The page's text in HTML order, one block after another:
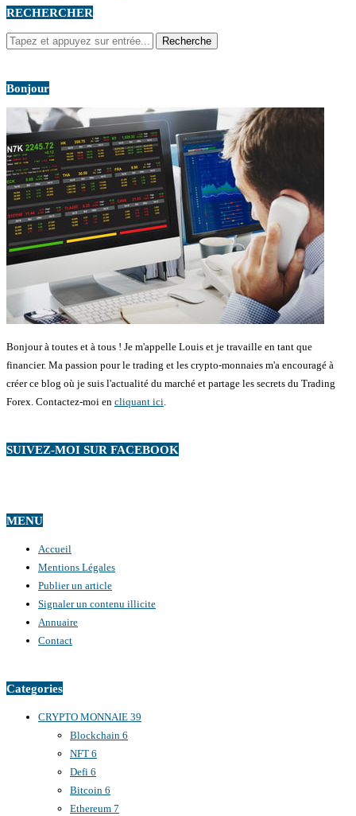
RECHERCHER
Bonjour
Bonjour à toutes et à tous ! Je m'appelle Louis et je travaille en tant que
financier. Ma passion pour le trading et les crypto-monnaies m'a encouragé à
créer ce blog où je suis l'actualité du marché et partage les secrets du Trading
Forex. Contactez-moi en cliquant ici
SUIVEZ-MOI SUR FACEBOOK
MENU
Accueil
Mentions Légales
Publier un article
Signaler un contenu illicite
Annuaire
Contact
Categories
CRYPTO MONNAIE 39
Blockchain 6
NFT 6
Defi 6
Bitcoin 6
Ethereum 7